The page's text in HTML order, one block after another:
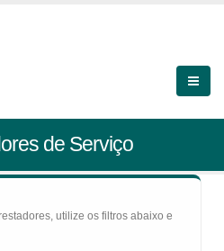
de Serviço
utilize os filtros abaixo e